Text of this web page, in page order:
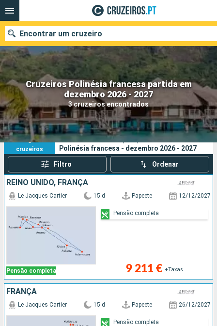
Cruzeiros Polinésia francesa partida em
dezembro 2026 - 2027
3 cruzeiros encontrados
Encontrar um cruzeiro
Quando ir?
Data de partida
Portos Companhias
Pesquisar
3
cruzeiros
Os seus critérios de pesquisa:
Polinésia francesa - dezembro 2026 - 2027
Filtro Ordenar
REINO UNIDO, FRANÇA
Pensão completa
Le Jacques Cartier 15 d Papeete 12/12/2027
9 211 € +Taxas
Pensão completa
FRANÇA
Le Jacques Cartier 15 d Papeete 26/12/2027
Pensão completa